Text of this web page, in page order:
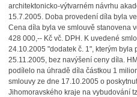
architektonicko-výtvarném návrhu
15.7.2005. Doba provedení díla byla
Cena díla byla ve smlouvě stanovena
428 000,-- Kč vč. DPH. K uvedené
24.10.2005 "dodatek č. 1", kterým
25.11.2005, bez navýšení ceny díla.
podílelo na úhradě díla částkou 1
smlouvy ze dne 17.10.2005 o
Jihomoravského kraje na vybudování